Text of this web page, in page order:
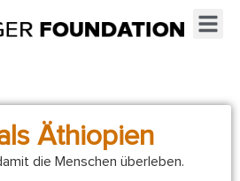
Äthiopien
die Menschen überleben.